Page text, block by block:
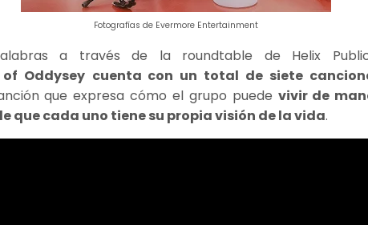
Fotografías de Evermore Entertainment
a través de la roundtable de Helix
Oddysey cuenta con un total de siete
que expresa cómo el grupo puede vivir de
que cada uno tiene su propia visión de la vida.